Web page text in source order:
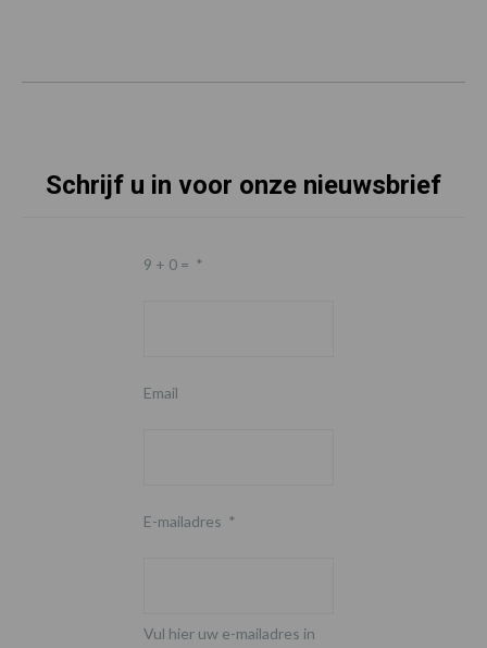
Schrijf u in voor onze nieuwsbrief
9 + 0 = *
Email
E-mailadres *
Vul hier uw e-mailadres in